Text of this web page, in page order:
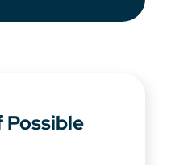
Possible